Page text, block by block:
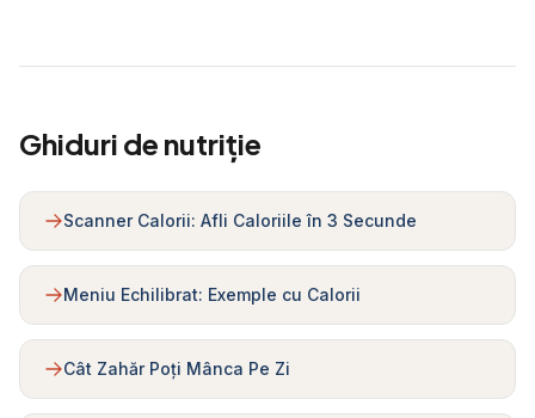
Ghiduri de nutriție
Scanner Calorii: Afli Caloriile în 3 Secunde
Meniu Echilibrat: Exemple cu Calorii
Cât Zahăr Poți Mânca Pe Zi